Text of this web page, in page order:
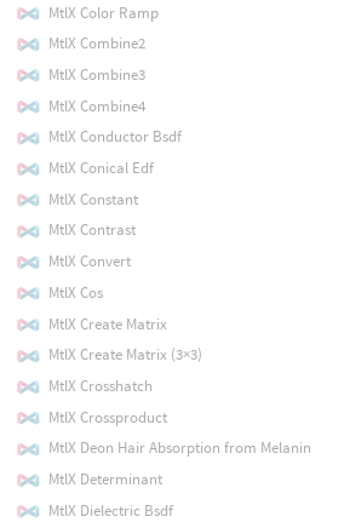
MtlX Color Ramp
MtlX Combine2
MtlX Combine3
MtlX Combine4
MtlX Conductor Bsdf
MtlX Conical Edf
MtlX Constant
MtlX Contrast
MtlX Convert
MtlX Cos
MtlX Create Matrix
MtlX Create Matrix (3×3)
MtlX Crosshatch
MtlX Crossproduct
MtlX Deon Hair Absorption from Melanin
MtlX Determinant
MtlX Dielectric Bsdf